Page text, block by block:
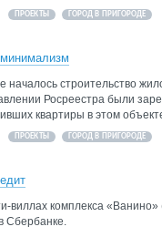
ПРОЕКТЫ ГОРОД В ПРИГОРОДЕ
началось строительство
Росреестра были
квартиры в этом
ПРОЕКТЫ ГОРОД В ПРИГОРОДЕ
виллах комплекса
Сбербанке.